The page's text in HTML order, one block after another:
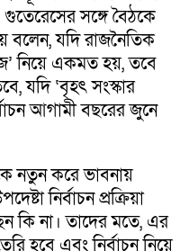
সঙ্গে বৈঠকে
বলেন, যদি রাজনৈতিক
নিয়ে একমত হয়, তবে
যদি ‘বৃহৎ সংস্কার
আগামী বছরের জুনে
নতুন করে ভাবনায়
নির্বাচন প্রক্রিয়া
কি না। তাদের মতে, এর
হবে এবং নির্বাচন নিয়ে